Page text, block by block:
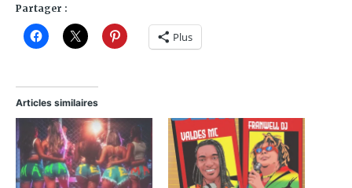
Partager :
Plus
Articles similaires